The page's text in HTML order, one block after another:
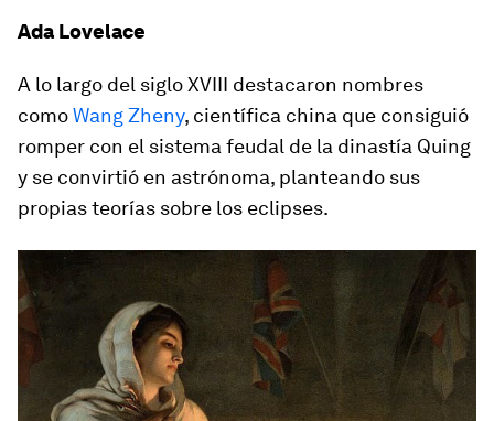
Ada Lovelace
A lo largo del siglo XVIII destacaron nombres
comoWang Zheny, científica china que consiguió
romper con el sistema feudal de la dinastía Quing
y se convirtió en astrónoma, planteando sus
propias teorías sobre los eclipses.